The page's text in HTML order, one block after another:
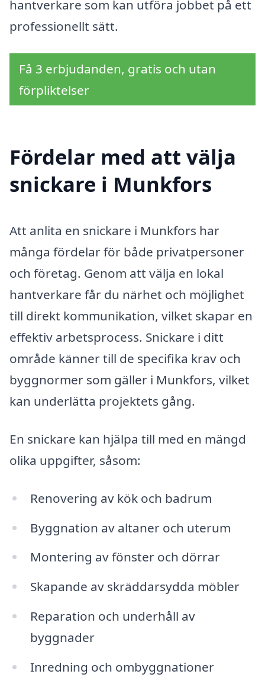
hantverkare som kan utföra jobbet på ett
professionellt sätt.
Få 3 erbjudanden, gratis och utan
förpliktelser
Fördelar med att välja
snickare i Munkfors
Att anlita en snickare i Munkfors har
många fördelar för både privatpersoner
och företag. Genom att välja en lokal
hantverkare får du närhet och möjlighet
till direkt kommunikation, vilket skapar en
effektiv arbetsprocess. Snickare i ditt
område känner till de specifika krav och
byggnormer som gäller i Munkfors, vilket
kan underlätta projektets gång.
En snickare kan hjälpa till med en mängd
olika uppgifter, såsom:
Renovering av kök och badrum
Byggnation av altaner och uterum
Montering av fönster och dörrar
Skapande av skräddarsydda möbler
Reparation och underhåll av
byggnader
Inredning och ombyggnationer